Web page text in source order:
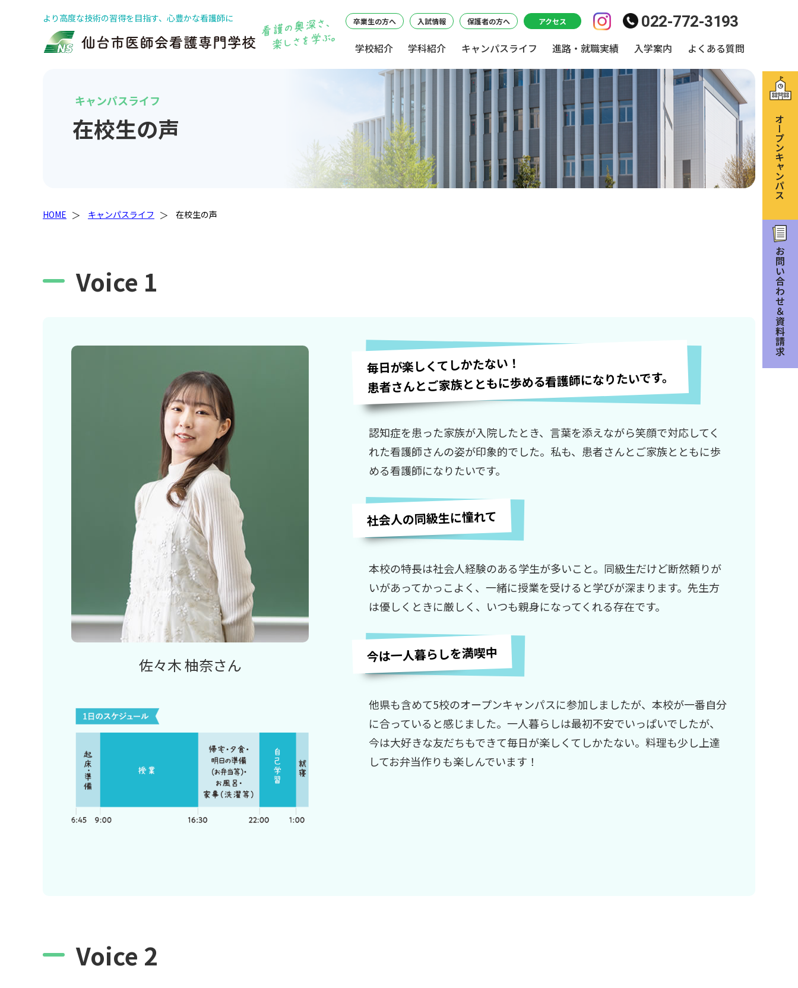
より高度な技術の習得を目指す、心豊かな看護師に
学校紹介 学科紹介 キャンパスライフ 進路・就職実績 入学案内 よくある質問
卒業生の方へ 入試情報 保護者の方へ アクセス 022-772-3193
キャンパスライフ
在校生の声
HOME キャンパスライフ 在校生の声
Voice 1
佐々木 柚奈さん
毎日が楽しくてしかたない！
患者さんとご家族とともに歩める看護師になりたいです。
認知症を患った家族が入院したとき、言葉を添えながら笑顔で対応してく
れた看護師さんの姿が印象的でした。私も、患者さんとご家族とともに歩
める看護師になりたいです。
社会人の同級生に憧れて
本校の特長は社会人経験のある学生が多いこと。同級生だけど断然頼りが
いがあってかっこよく、一緒に授業を受けると学びが深まります。先生方
は優しくときに厳しく、いつも親身になってくれる存在です。
今は一人暮らしを満喫中
他県も含めて5校のオープンキャンパスに参加しましたが、本校が一番自分
に合っていると感じました。一人暮らしは最初不安でいっぱいでしたが、
今は大好きな友だちもできて毎日が楽しくてしかたない。料理も少し上達
してお弁当作りも楽しんでいます！
Voice 2